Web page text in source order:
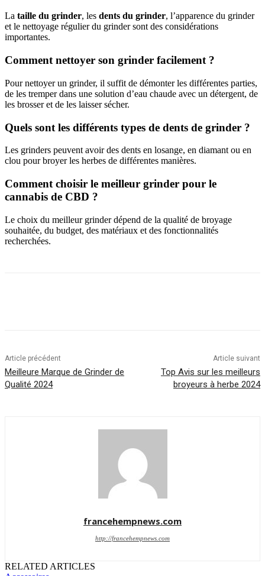
La taille du grinder, les dents du grinder, l’apparence du grinder
et le nettoyage régulier du grinder sont des considérations
importantes.
Comment nettoyer son grinder facilement ?
Pour nettoyer un grinder, il suffit de démonter les différentes parties,
de les tremper dans une solution d’eau chaude avec un détergent, de
les brosser et de les laisser sécher.
Quels sont les différents types de dents de grinder ?
Les grinders peuvent avoir des dents en losange, en diamant ou en
clou pour broyer les herbes de différentes manières.
Comment choisir le meilleur grinder pour le
cannabis de CBD ?
Le choix du meilleur grinder dépend de la qualité de broyage
souhaitée, du budget, des matériaux et des fonctionnalités
recherchées.
Article précédent
Meilleure Marque de Grinder de
Qualité 2024
Article suivant
Top Avis sur les meilleurs
broyeurs à herbe 2024
francehempnews.com
http://francehempnews.com
RELATED ARTICLES